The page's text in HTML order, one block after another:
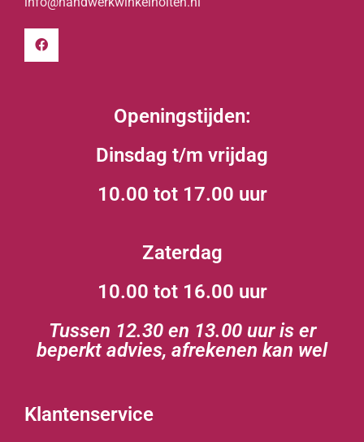
Openingstijden:
Dinsdag t/m vrijdag
10.00 tot 17.00 uur
Zaterdag
10.00 tot 16.00 uur
Tussen 12.30 en 13.00 uur is er
beperkt advies, afrekenen kan wel
Klantenservice